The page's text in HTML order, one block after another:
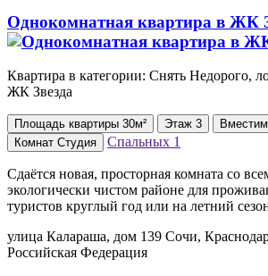
Однокомнатная квартира в ЖК
Квартира в категории: Снять Недорого,
ЖК Звезда
Площадь квартиры 30м² Этаж 3
Комнат Студия Спальных 1
Сдаётся новая, просторная комната со
экологически чистом районе для
туристов круглый год или на летний
улица Калараша, дом 139 Сочи,
Российская Федерация